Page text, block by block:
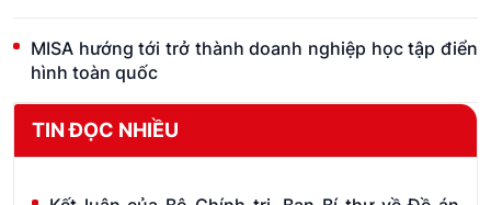
MISA hướng tới trở thành doanh nghiệp học tập điển
hình toàn quốc
TIN ĐỌC NHIỀU